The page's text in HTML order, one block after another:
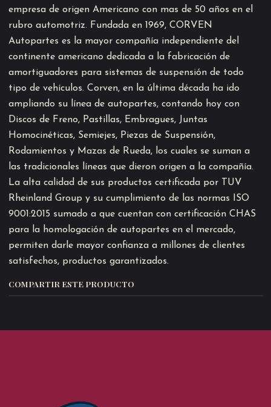
empresa de origen Americano con mas de 50 años en el
rubro automotriz. Fundada en 1969, CORVEN
Autopartes es la mayor compañía independiente del
continente americano dedicada a la fabricación de
amortiguadores para sistemas de suspensión de todo
tipo de vehículos. Corven, en la última década ha ido
ampliando su línea de autopartes, contando hoy con
Discos de Freno, Pastillas, Embragues, Juntas
Homocinéticas, Semiejes, Piezas de Suspensión,
Rodamientos y Mazas de Rueda, los cuales se suman a
las tradicionales líneas que dieron origen a la compañía.
La alta calidad de sus productos certificada por TUV
Rheinland Group y su cumplimiento de las normas ISO
9001:2015 sumado a que cuentan con certificación CHAS
para la homologación de autopartes en el mercado,
permiten darle mayor confianza a millones de clientes
satisfechos, productos garantizados.
COMPARTIR ESTE PRODUCTO